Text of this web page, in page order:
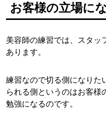
お客様の立場に
美容師の練習では、スタッ
あります。
練習なので切る側になりた
られる側というのはお客様
勉強になるのです。